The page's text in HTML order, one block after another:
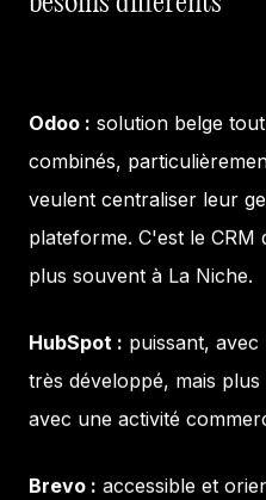
Odoo : solution belge
combinés,
veulent centraliser leur
plateforme. C'est le CRM
plus souvent à La Niche.
HubSpot : puissant,
très développé, mais
avec une activité
Brevo : accessible et